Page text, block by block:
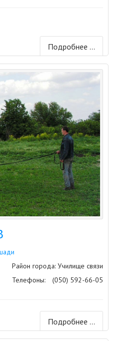
Подробнее ...
Район города: Училище связи
Телефоны:
(050) 592-66-05
Подробнее ...